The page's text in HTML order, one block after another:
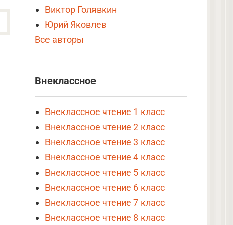
Виктор Голявкин
Юрий Яковлев
Все авторы
Внеклассное
Внеклассное чтение 1 класс
Внеклассное чтение 2 класс
Внеклассное чтение 3 класс
Внеклассное чтение 4 класс
Внеклассное чтение 5 класс
Внеклассное чтение 6 класс
Внеклассное чтение 7 класс
Внеклассное чтение 8 класс